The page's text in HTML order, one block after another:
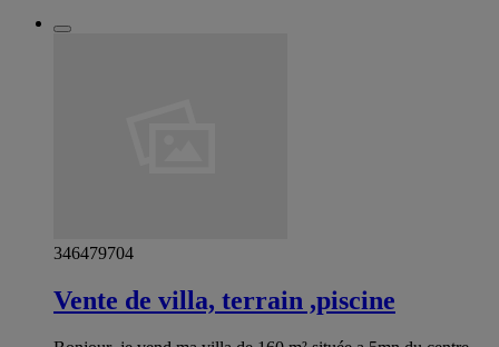
346479704
Vente de villa, terrain ,piscine